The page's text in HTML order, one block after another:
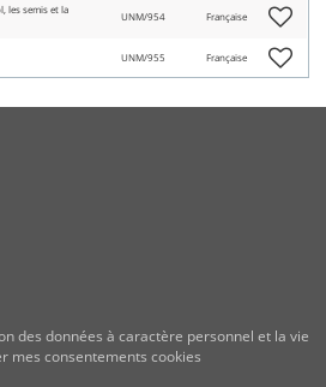
les semis et la
UNM/954 Française
UNM/955 Française
des données à caractère personnel et la vie
mes consentements cookies